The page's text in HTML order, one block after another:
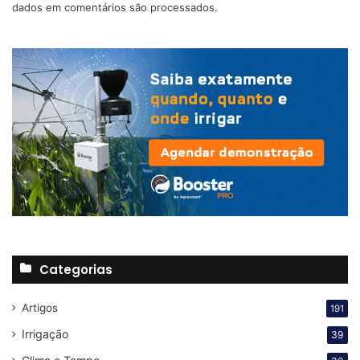
de energia elétrica.
O objetivo do projeto é ampliar a eficiência hídrica ao
otimizar o uso de água em regiões mais susceptíveis a
períodos de seca, sendo fundamental para a produção de
café Conilonno Espírito Santo – principal estado produtor
da espécie, segundo dados do Censo Agro de 2017 do
IBGE – e para a Nestlé, uma das maiores compradoras
dados em comentários são processados.
Categorias
Artigos 191
Irrigação 39